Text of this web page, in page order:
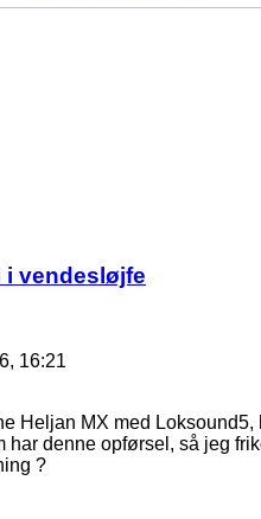
i vendesløjfe
16:21
Heljan MX med Loksound5,
har denne opførsel, så jeg
?